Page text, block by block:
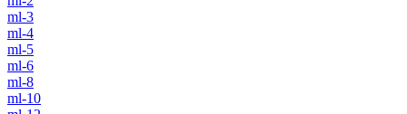
ml-3
ml-4
ml-5
ml-6
ml-8
ml-10